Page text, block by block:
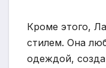
Кроме этого,
стилем. Она
одеждой,